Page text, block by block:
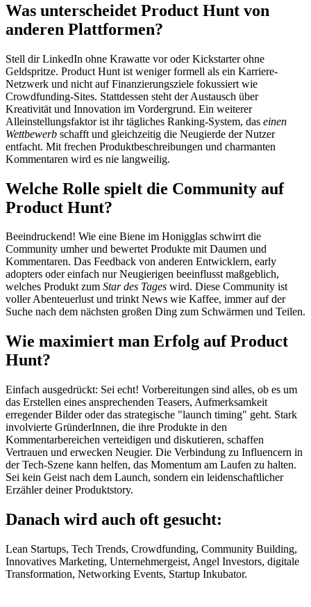
Was unterscheidet Product Hunt von
anderen Plattformen?
Stell dir LinkedIn ohne Krawatte vor oder Kickstarter ohne
Geldspritze. Product Hunt ist weniger formell als ein Karriere-
Netzwerk und nicht auf Finanzierungsziele fokussiert wie
Crowdfunding-Sites. Stattdessen steht der Austausch über
Kreativität und Innovation im Vordergrund. Ein weiterer
Alleinstellungsfaktor ist ihr tägliches Ranking-System, das einen
Wettbewerb schafft und gleichzeitig die Neugierde der Nutzer
entfacht. Mit frechen Produktbeschreibungen und charmanten
Kommentaren wird es nie langweilig.
Welche Rolle spielt die Community auf
Product Hunt?
Beeindruckend! Wie eine Biene im Honigglas schwirrt die
Community umher und bewertet Produkte mit Daumen und
Kommentaren. Das Feedback von anderen Entwicklern, early
adopters oder einfach nur Neugierigen beeinflusst maßgeblich,
welches Produkt zum Star des Tages wird. Diese Community ist
voller Abenteuerlust und trinkt News wie Kaffee, immer auf der
Suche nach dem nächsten großen Ding zum Schwärmen und Teilen.
Wie maximiert man Erfolg auf Product
Hunt?
Einfach ausgedrückt: Sei echt! Vorbereitungen sind alles, ob es um
das Erstellen eines ansprechenden Teasers, Aufmerksamkeit
erregender Bilder oder das strategische "launch timing" geht. Stark
involvierte GründerInnen, die ihre Produkte in den
Kommentarbereichen verteidigen und diskutieren, schaffen
Vertrauen und erwecken Neugier. Die Verbindung zu Influencern in
der Tech-Szene kann helfen, das Momentum am Laufen zu halten.
Sei kein Geist nach dem Launch, sondern ein leidenschaftlicher
Erzähler deiner Produktstory.
Danach wird auch oft gesucht:
Lean Startups, Tech Trends, Crowdfunding, Community Building,
Innovatives Marketing, Unternehmergeist, Angel Investors, digitale
Transformation, Networking Events, Startup Inkubator.